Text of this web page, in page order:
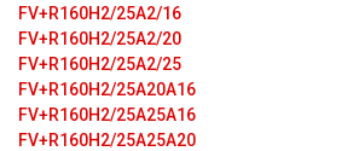
FV+R160H2/25A2/16
FV+R160H2/25A2/20
FV+R160H2/25A2/25
FV+R160H2/25A20A16
FV+R160H2/25A25A16
FV+R160H2/25A25A20